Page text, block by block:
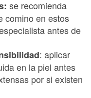
se recomienda
comino en estos
antes de
: aplicar
en la piel antes
por si existen